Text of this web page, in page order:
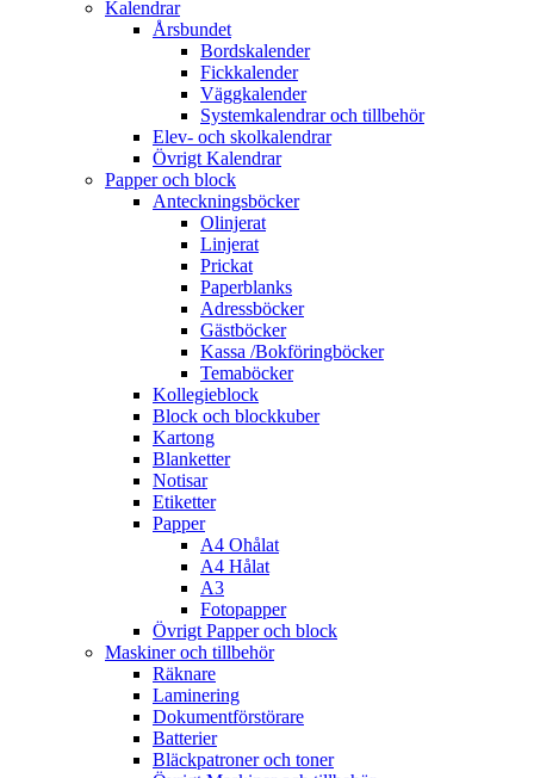
Kalendrar
Årsbundet
Bordskalender
Fickkalender
Väggkalender
Systemkalendrar och tillbehör
Elev- och skolkalendrar
Övrigt Kalendrar
Papper och block
Anteckningsböcker
Olinjerat
Linjerat
Prickat
Paperblanks
Adressböcker
Gästböcker
Kassa /Bokföringböcker
Temaböcker
Kollegieblock
Block och blockkuber
Kartong
Blanketter
Notisar
Etiketter
Papper
A4 Ohålat
A4 Hålat
A3
Fotopapper
Övrigt Papper och block
Maskiner och tillbehör
Räknare
Laminering
Dokumentförstörare
Batterier
Bläckpatroner och toner